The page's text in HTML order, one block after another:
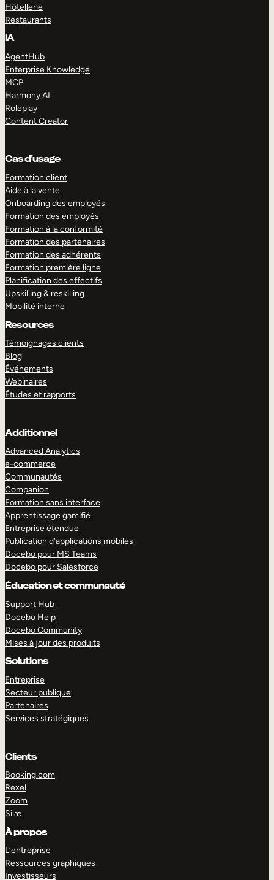
Hôtellerie
Restaurants
IA
AgentHub
Enterprise Knowledge
MCP
Harmony AI
Roleplay
Content Creator
Cas d’usage
Formation client
Aide à la vente
Onboarding des employés
Formation des employés
Formation à la conformité
Formation des partenaires
Formation des adhérents
Formation première ligne
Planification des effectifs
Upskilling & reskilling
Mobilité interne
Resources
Témoignages clients
Blog
Événements
Webinaires
Études et rapports
Additionnel
Advanced Analytics
e-commerce
Communautés
Companion
Formation sans interface
Apprentissage gamifié
Entreprise étendue
Publication d’applications mobiles
Docebo pour MS Teams
Docebo pour Salesforce
Éducation et communauté
Support Hub
Docebo Help
Docebo Community
Mises à jour des produits
Solutions
Entreprise
Secteur publique
Partenaires
Services stratégiques
Clients
Booking.com
Rexel
Zoom
Silæ
À propos
L’entreprise
Ressources graphiques
Investisseurs